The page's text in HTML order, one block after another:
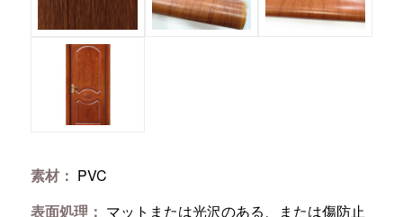
素材： PVC
表面処理： マットまたは光沢のある、または傷防止